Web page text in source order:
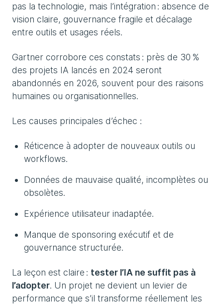
pas la technologie, mais l’intégration : absence de
vision claire, gouvernance fragile et décalage
entre outils et usages réels.
Gartner corrobore ces constats : près de 30 %
des projets IA lancés en 2024 seront
abandonnés en 2026, souvent pour des raisons
humaines ou organisationnelles.
Les causes principales d’échec :
Réticence à adopter de nouveaux outils ou
workflows.
Données de mauvaise qualité, incomplètes ou
obsolètes.
Expérience utilisateur inadaptée.
Manque de sponsoring exécutif et de
gouvernance structurée.
La leçon est claire : tester l’IA ne suffit pas à
l’adopter. Un projet ne devient un levier de
performance que s’il transforme réellement les